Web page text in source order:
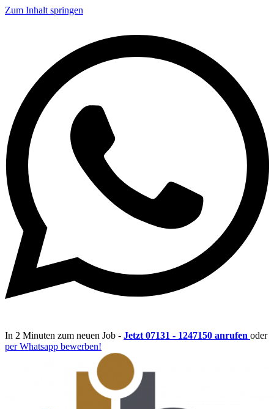
Zum Inhalt springen
In 2 Minuten zum neuen Job - Jetzt 07131 - 1247150 anrufen oder
per Whatsapp bewerben!